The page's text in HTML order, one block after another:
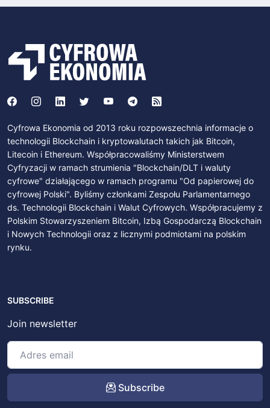
Cyfrowa Ekonomia od 2013 roku rozpowszechnia informacje o
technologii Blockchain i kryptowalutach takich jak Bitcoin,
Litecoin i Ethereum. Współpracowaliśmy Ministerstwem
Cyfryzacji w ramach strumienia "Blockchain/DLT i waluty
cyfrowe" działającego w ramach programu "Od papierowej do
cyfrowej Polski". Byliśmy członkami Zespołu Parlamentarnego
ds. Technologii Blockchain i Walut Cyfrowych. Współpracujemy z
Polskim Stowarzyszeniem Bitcoin, Izbą Gospodarczą Blockchain
i Nowych Technologii oraz z licznymi podmiotami na polskim
rynku.
SUBSCRIBE
Join newsletter
Subscribe